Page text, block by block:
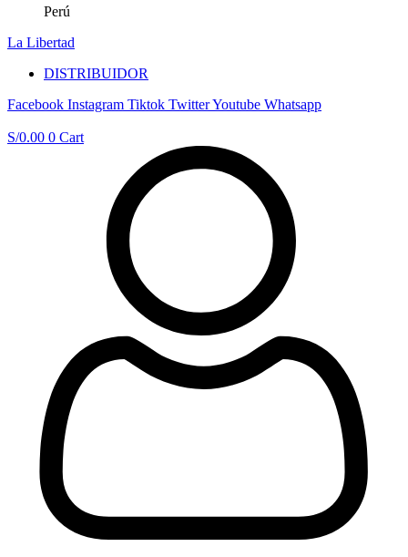
Perú
La Libertad
DISTRIBUIDOR
Facebook Instagram Tiktok TwitterYoutube Whatsapp
S/0.00 0 Cart